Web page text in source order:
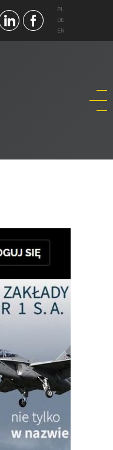
PL
DE
EN